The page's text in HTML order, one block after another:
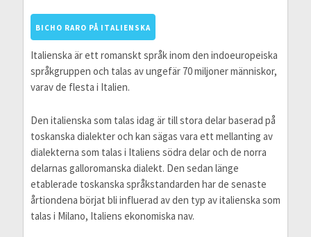
BICHO RARO PÅ ITALIENSKA
Italienska är ett romanskt språk inom den indoeuropeiska
språkgruppen och talas av ungefär 70 miljoner människor,
varav de flesta i Italien.
Den italienska som talas idag är till stora delar baserad på
toskanska dialekter och kan sägas vara ett mellanting av
dialekterna som talas i Italiens södra delar och de norra
delarnas galloromanska dialekt. Den sedan länge
etablerade toskanska språkstandarden har de senaste
årtiondena börjat bli influerad av den typ av italienska som
talas i Milano, Italiens ekonomiska nav.